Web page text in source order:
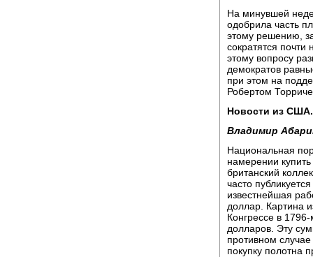
На минувшей
одобрила часть
этому решению,
сократятся
этому вопросу
демократов
при этом на
Робертом
Новости из США.
Владимир
Национальная
намерении
британский
часто
известнейшая
доллар. Картина
Конгрессе в
долларов. Эту
противном
покупку полотна